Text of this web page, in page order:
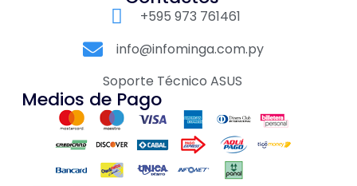
+595 973 761461
info@infominga.com.py
Soporte Técnico ASUS
Medios de Pago